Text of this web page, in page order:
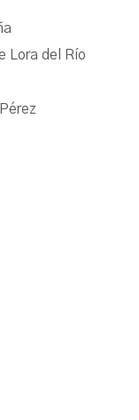
Lora del Río